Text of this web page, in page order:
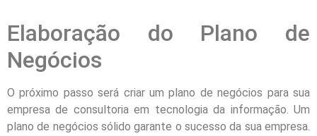
Elaboração do Plano de
Negócios
O próximo passo será criar um plano de negócios para sua
empresa de consultoria em tecnologia da informação. Um
plano de negócios sólido garante o sucesso da sua empresa.